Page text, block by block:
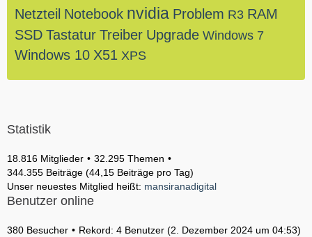
Netzteil Notebook nvidia Problem R3 RAM
SSD Tastatur Treiber Upgrade Windows 7
Windows 10 X51 XPS
Statistik
18.816 Mitglieder
32.295 Themen
344.355 Beiträge (44,15 Beiträge pro Tag)
Unser neuestes Mitglied heißt: mansiranadigital
Benutzer online
380 Besucher Rekord: 4 Benutzer (2. Dezember 2024 um 04:53)